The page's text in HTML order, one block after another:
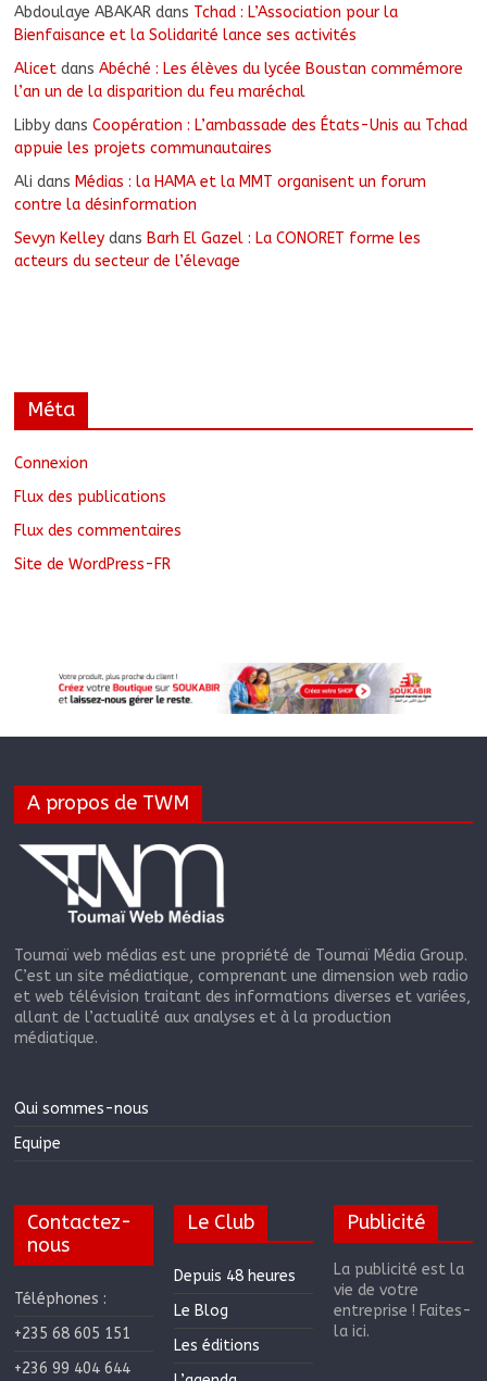
Abdoulaye ABAKAR dans Tchad : L’Association pour la
Bienfaisance et la Solidarité lance ses activités
Alicet dansAbéché : Les élèves du lycée Boustan commémore
l’an un de la disparition du feu maréchal
Libby dansCoopération : L’ambassade des États-Unis au Tchad
appuie les projets communautaires
Ali dans Médias : la HAMA et la MMT organisent un forum
contre la désinformation
Sevyn Kelley dans Barh El Gazel : La CONORET forme les
acteurs du secteur de l’élevage
Méta
Connexion
Flux des publications
Flux des commentaires
Site de WordPress-FR
A propos de TWM
Toumaï web médias est une propriété de Toumaï Média Group.
C’est un site médiatique, comprenant une dimension web radio
et web télévision traitant des informations diverses et variées,
allant de l’actualité aux analyses et à la production
médiatique.
Qui sommes-nous
Equipe
Contactez-
nous
Téléphones :
+235 68 605 151
+236 99 404 644
Le Club
Depuis 48 heures
Le Blog
Les éditions
Publicité
La publicité est la
vie de votre
entreprise ! Faites-
la ici.